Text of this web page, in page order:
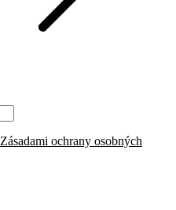
Zásadami ochrany osobných